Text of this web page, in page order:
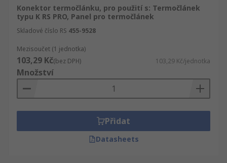
Příslušenství pro montáž snímače, které zvolíte,
Bubnové, válcové a indukční snímače vyžadují
pro optimální výkon specifické montážní úchyty. K
dispozici je široká škála úhelníků, konzole,
svorek a upevňovacích prvků, včetně montážních
sad pro montáž svorek, nebo pro samostatnou
montáž. Správná kombinace tohoto příslušenství
vám umožní optimalizovat umístění a funkci
Konektor termočlánku, pro použití s: Termočlánek
typu K RS PRO, Panel pro termočlánek
Skladové číslo RS 455-9528
Mezisoučet (1 jednotka)
103,29 Kč(bez DPH) 103,29 Kč/jednotka
Množství
Přidat
Datasheets